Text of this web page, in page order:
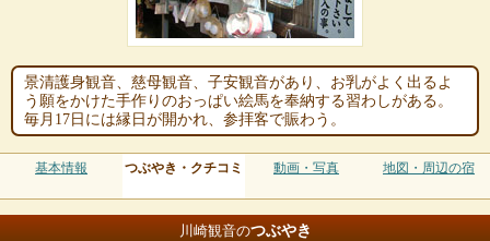
景清護身観音、慈母観音、子安観音があり、お乳がよく出るよ
う願をかけた手作りのおっぱい絵馬を奉納する習わしがある。
毎月17日には縁日が開かれ、参拝客で賑わう。
基本情報 つぶやき・クチコミ 動画・写真 地図・周辺の宿
川崎観音のつぶやき